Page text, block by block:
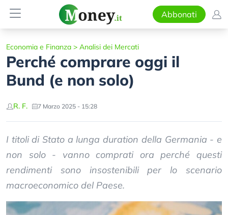
Abbonati
Economia e Finanza > Analisi dei Mercati
Perché comprare oggi il
Bund (e non solo)
R. F. 7 Marzo 2025 - 15:28
I titoli di Stato a lunga duration della Germania - e
non solo - vanno comprati ora perché questi
rendimenti sono insostenibili per lo scenario
macroeconomico del Paese.